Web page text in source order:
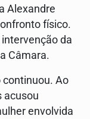
Alexandre
físico.
da
Câmara.
continuou. Ao
acusou
envolvida